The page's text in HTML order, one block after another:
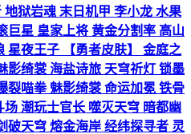
狱岩魂 末日机甲 李小龙 水果
巨星 皇家上将 黄金分割率 高山
星夜王子 【勇者皮肤】 金庭之
影绮裳 海盐诗旅 天穹祈灯 锁墨
裂喵拳 魅影绮裳 命运加冕 铁骨
潮玩士官长 噬灭天穹 暗都幽
破天穹 熔金海岸 经纬探寻者 灵